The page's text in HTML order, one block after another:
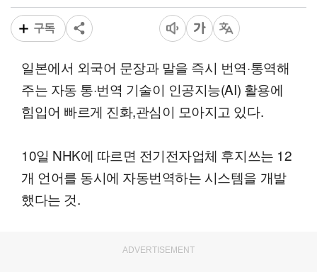
구독
일본에서 외국어 문장과 말을 즉시 번역·통역해
주는 자동 통·번역 기술이 인공지능(AI) 활용에
힘입어 빠르게 진화,관심이 모아지고 있다.
10일 NHK에 따르면 전기전자업체 후지쓰는 12
개 언어를 동시에 자동번역하는 시스템을 개발
했다는 것.
ADVERTISEMENT